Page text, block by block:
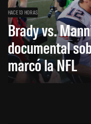
HACE 13 HORAS
Brady vs.
documental
marcó la NFL